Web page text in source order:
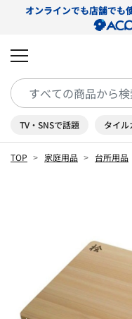
オンラインでも店舗でも
TV・SNSで話題 タイル
TOP 家庭用品 台所用品